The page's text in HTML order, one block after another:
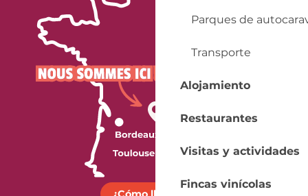
Parques de
Transporte
Alojamiento
Restaurantes
Visitas y actividades
Fincas vinícolas